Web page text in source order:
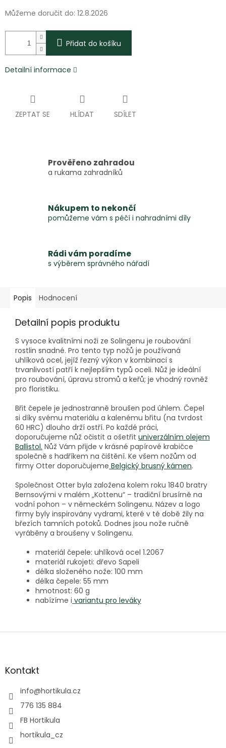
Můžeme doručit do: 12.8.2026
Přidat do košíku
Detailní informace
ZEPTAT SE HLÍDAT SDÍLET
Prověřeno zahradou
a rukama zahradníků
Nákupem to nekončí
pomůžeme vám s péčí i nahradními díly
Rádi vám poradíme
s výběrem správného nářadí
Popis Hodnocení
Detailní popis produktu
S vysoce kvalitními noži ze Solingenu je roubování
rostlin snadné. Pro tento typ nožů je používaná
uhlíková ocel, jejíž řezný výkon v kombinaci s
trvanlivostí patří k nejlepším typů oceli. Nůž je ideální
pro roubování, úpravu stromů a keřů; je vhodný rovněž
pro floristiku.
Břit čepele je jednostranně broušen pod úhlem. Čepel
si díky svému materiálu a kalenému břitu (na tvrdost
60 HRC) dlouho drží ostří. Po každé práci,
doporučujeme nůž očistit a ošetřit univerzálním olejem
Ballistol. Nůž Vám přijde v krásné papírové krabičce
společně s hadříkem na čištění. Ke všem nožům od
firmy Otter doporučujeme Belgický brusný kámen.
Společnost Otter byla založena kolem roku 1840 bratry
Bernsovými v malém „Kottenu“ – tradiční brusírně na
vodní pohon – v německém Solingenu. Název a logo
firmy byly inspirovány vydrami, které v té době žily na
březích tamních potoků. Dodnes jsou nože ručně
vyráběny a broušeny v Solingenu.
materiál čepele: uhlíková ocel 1.2067
materiál rukojeti: dřevo Sapeli
délka složeného nože: 100 mm
délka čepele: 55 mm
hmotnost: 60 g
nabízíme i variantu pro leváky
Z
aKontakt
info@hortikula.cz
776 135 884
FB Hortikula
hortikula_cz